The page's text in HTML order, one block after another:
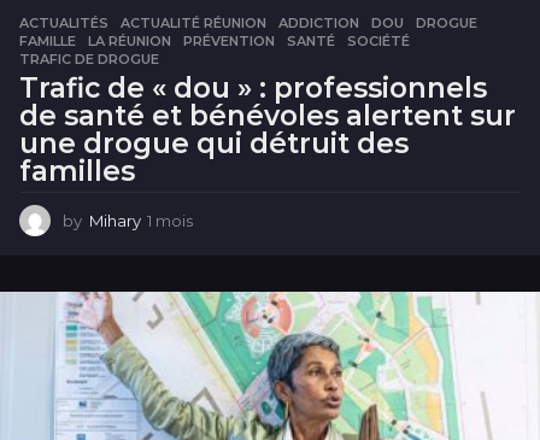
ACTUALITÉS ACTUALITÉ RÉUNION ,ADDICTION ,DOU ,DROGUE
FAMILLE
,LA RÉUNION ,PRÉVENTION ,SANTÉ ,SOCIÉTÉ
TRAFIC DE DROGUE
Trafic de « dou » : professionnels
de santé et bénévoles alertent sur
une drogue qui détruit des
familles
by Mihary 1 mois
i
s